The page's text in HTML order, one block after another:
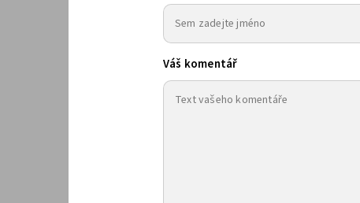
Váš komentář